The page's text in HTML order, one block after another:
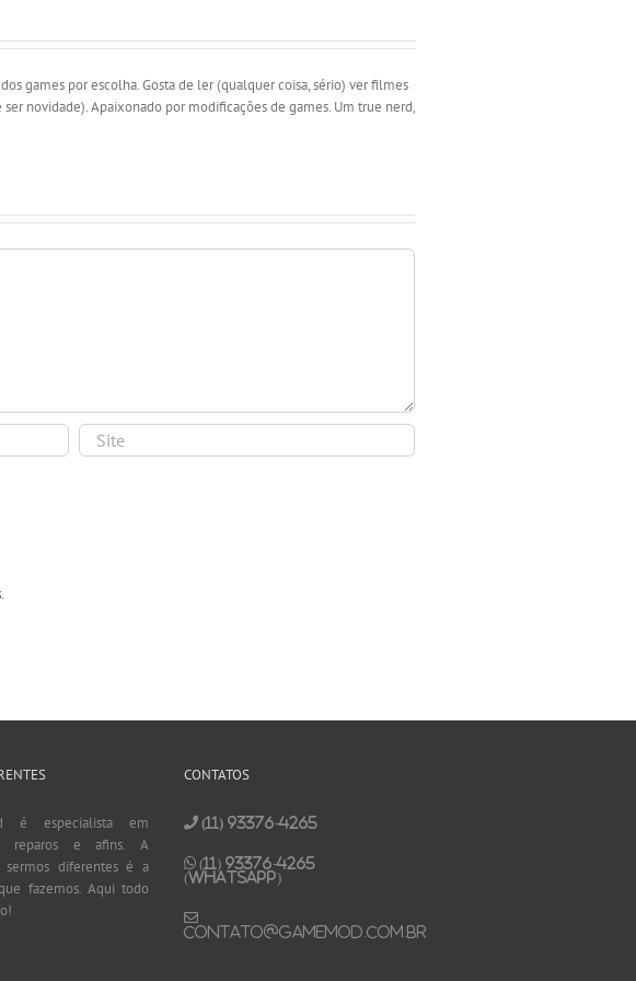
games por escolha. Gosta de ler (qualquer coisa, sério) ver filmes
novidade). Apaixonado por modificações de games. Um true nerd,
.
é especialista em
reparos e afins. A
sermos diferentes é a
fazemos. Aqui todo
CONTATOS
(11) 93376-4265
(11) 93376-4265
(Whatsapp)
contato@gamemod.com.br